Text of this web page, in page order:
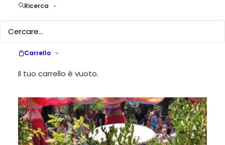
Ricerca
Carrello
Il tuo carrello è vuoto.
DEL MESE | BY